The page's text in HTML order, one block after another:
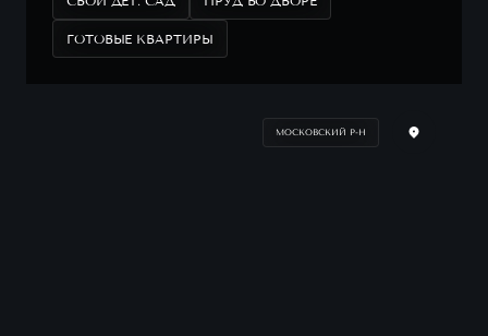
ГОТОВЫЕ КВАРТИРЫ
МОСКОВСКИЙ Р-Н